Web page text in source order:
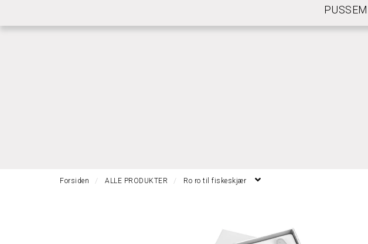
BETINGELSER FOR FRI FRAKT
Forsiden ALLE PRODUKTER Ro ro til fiskeskjær